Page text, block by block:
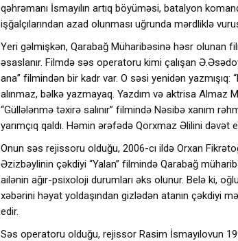
qəhrəmanı İsmayılın artıq böyüməsi, batalyon
işğalçılarından azad olunması uğrunda mərdliklə
Yeri gəlmişkən, Qarabağ Müharibəsinə həsr olunan
əsaslanır. Filmdə səs operatoru kimi çalışan
ana” filmindən bir kadr var. O səsi yenidən yazmışıq:
alınmaz, bəlkə yazmayaq. Yazdım və aktrisa Almaz
“Güllələnmə təxirə salınır” filmində Nəsibə xanım
yarımçıq qaldı. Həmin ərəfədə Qorxmaz Əlilini dəvət
Onun səs rejissoru olduğu, 2006-cı ildə Orxan
Əzizbəylinin çəkdiyi “Yalan” filmində Qarabağ
ailənin ağır-psixoloji durumları əks olunur. Belə ki,
xəbərini həyat yoldaşından gizlədən atanın çəkdiyi
edir.
Səs operatoru olduğu, rejissor Rasim İsmayılovun